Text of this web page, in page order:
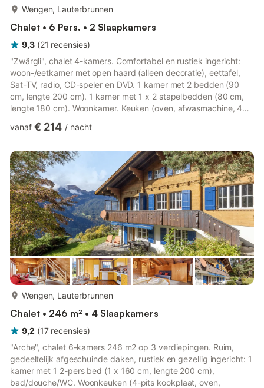
Wengen, Lauterbrunnen
Chalet • 6 Pers. • 2 Slaapkamers
9,3 (21 recensies)
"Zwärgli", chalet 4-kamers. Comfortabel en rustiek ingericht:
woon-/eetkamer met open haard (alleen decoratie), eettafel,
Sat-TV, radio, CD-speler en DVD. 1 kamer met 2 bedden (90
cm, lengte 200 cm). 1 kamer met 1 x 2 stapelbedden (80 cm,
lengte 180 cm). Woonkamer. Keuken (oven, afwasmachine, 4
diepvriezer, elektrische koffiemachine, pads voor de
Douche, douche/WC, aparte WC. Elektrische verwarming,
boiler. Bovenverdieping: (ladder) open galerij met 1 2-pers bed
(1 x 140 cm...
vanaf € 214 / nacht
Wengen, Lauterbrunnen
Chalet • 246 m² • 4 Slaapkamers
9,2 (17 recensies)
"Arche", chalet 6-kamers 246 m2 op 3 verdiepingen. Ruim,
gedeeltelijk afgeschuinde daken, rustiek en gezellig ingericht: 1
kamer met 1 2-pers bed (1 x 160 cm, lengte 200 cm),
bad/douche/WC. Woonkeuken (4-pits kookplaat, oven,